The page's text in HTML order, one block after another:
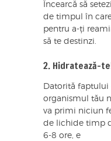
Încearcă să
de timpul în
pentru a-ți
să te destinzi.
2. Hidratează-
Datorită faptului
organismul tău
va primi niciun
de lichide timp
6-8 ore, e